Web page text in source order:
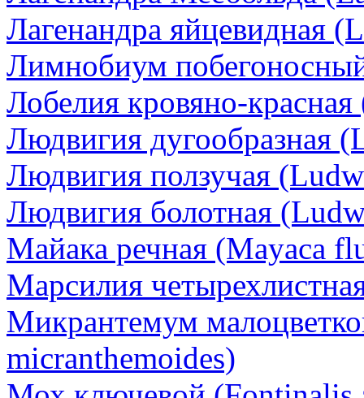
Лагенандра яйцевидная
Лимнобиум
Лобелия кровяно-
Людвигия дугообразная
Людвигия ползучая
Людвигия болотная
Майака речная (Mayaca
Марсилия
Микрантемум
micranthemoides)